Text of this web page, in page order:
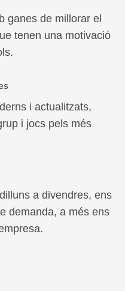
ganes de millorar el
tenen una motivació
i actualitzats,
i jocs pels més
a divendres, ens
demanda, a més ens